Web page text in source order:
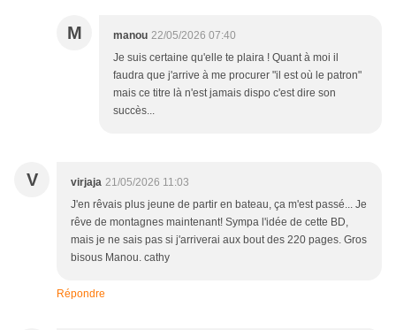
M manou 22/05/2026 07:40
Je suis certaine qu'elle te plaira ! Quant à moi il
faudra que j'arrive à me procurer "il est où le patron"
mais ce titre là n'est jamais dispo c'est dire son
succès...
V virjaja 21/05/2026 11:03
J'en rêvais plus jeune de partir en bateau, ça m'est passé... Je
rêve de montagnes maintenant! Sympa l'idée de cette BD,
mais je ne sais pas si j'arriverai aux bout des 220 pages. Gros
bisous Manou. cathy
Répondre